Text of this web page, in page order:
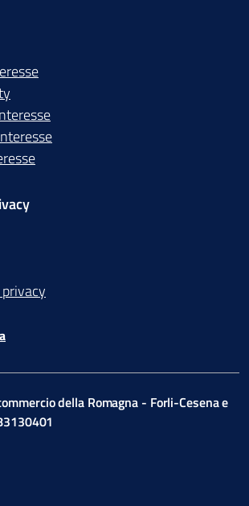
della Romagna - Forli-Cesena e